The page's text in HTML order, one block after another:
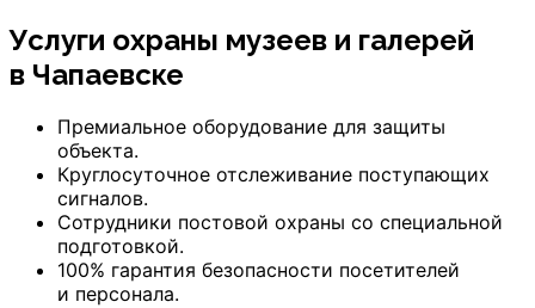
Услуги охраны музеев и галерей
в Чапаевске
Премиальное оборудование для защиты
объекта.
Круглосуточное отслеживание поступающих
сигналов.
Сотрудники постовой охраны со специальной
подготовкой.
100% гарантия безопасности посетителей
и персонала.